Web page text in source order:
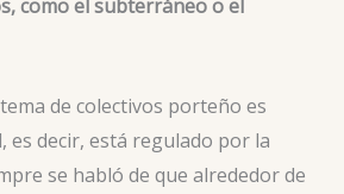
como el subterráneo o el
de colectivos porteño es
es decir, está regulado por la
se habló de que alrededor de